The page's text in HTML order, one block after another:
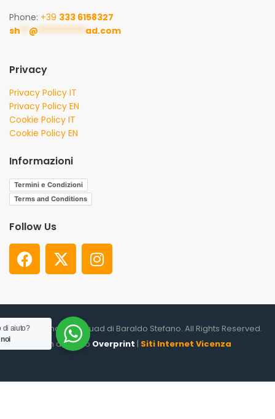
Phone: +39 333 6158327
sh ** @ *********** ad.com
Privacy
Privacy Policy IT
Privacy Policy EN
Cookie Policy IT
Cookie Policy EN
Informazioni
Termini e Condizioni
Terms and Conditions
Follow Us
© 2026. Shooter Squad di Baraldo Stefano. All Rights Reserved.
un altro sito Overprint | Siti Internet Vicenza
di aiuto?